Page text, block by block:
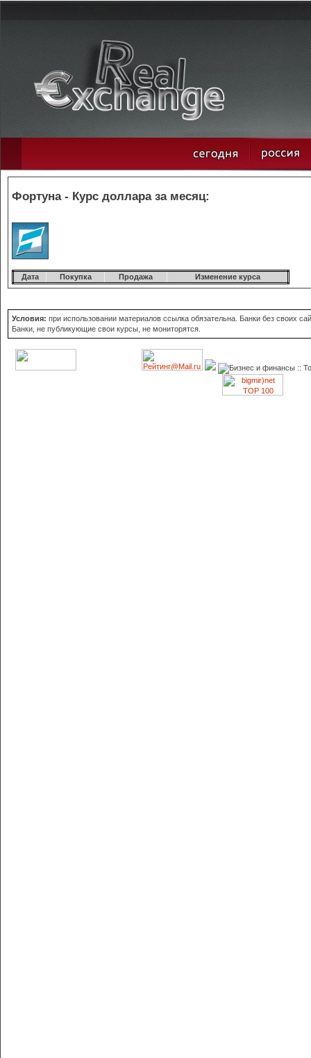
Фортуна - Курс доллара за месяц:
Дата Покупка Продажа Изменение курса
Условия: при использовании материалов ссылка обязательна. Банки без своих
Банки, не публикующие свои курсы, не мониторятся.